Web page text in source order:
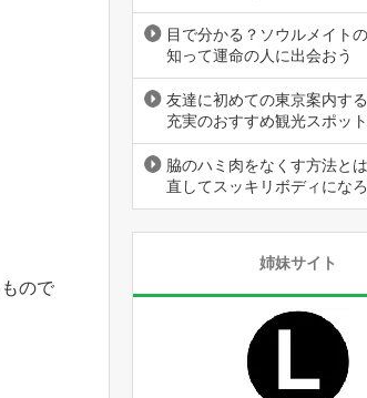
ので
目で分かる？ソウルメイト
知って運命の人に出会おう
友達に初めての東京案内す
充実のおすすめ観光スポット
脇のハミ肉をなくす方法と
直してスッキリボディにな
姉妹サイト